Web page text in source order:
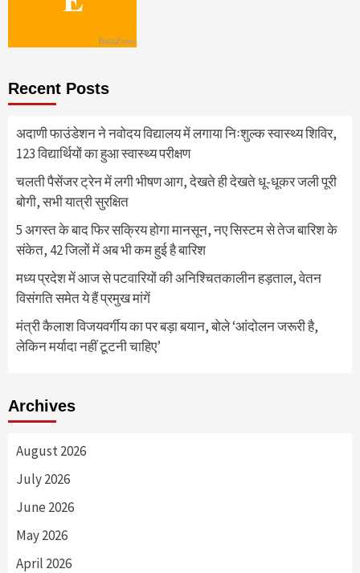
Recent Posts
अदाणी फाउंडेशन ने नवोदय विद्यालय में लगाया निःशुल्क स्वास्थ्य शिविर,
123 विद्यार्थियों का हुआ स्वास्थ्य परीक्षण
चलती पैसेंजर ट्रेन में लगी भीषण आग, देखते ही देखते धू-धूकर जली पूरी
बोगी, सभी यात्री सुरक्षित
5 अगस्त के बाद फिर सक्रिय होगा मानसून, नए सिस्टम से तेज बारिश के
संकेत, 42 जिलों में अब भी कम हुई है बारिश
मध्य प्रदेश में आज से पटवारियों की अनिश्चितकालीन हड़ताल, वेतन
विसंगति समेत ये हैं प्रमुख मांगें
मंत्री कैलाश विजयवर्गीय का पर बड़ा बयान, बोले ‘आंदोलन जरूरी है,
लेकिन मर्यादा नहीं टूटनी चाहिए’
Archives
August 2026
July 2026
June 2026
May 2026
April 2026